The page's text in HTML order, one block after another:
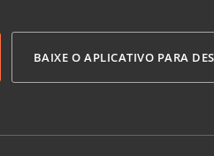
BAIXE O APLICATIVO PARA